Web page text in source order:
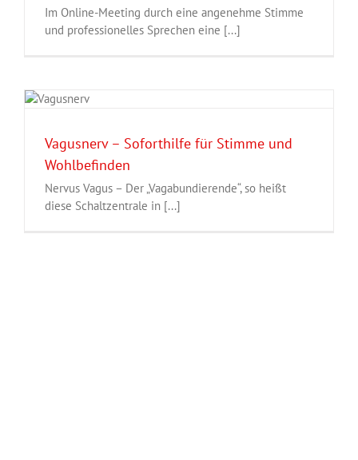
Im Online-Meeting durch eine angenehme Stimme
und professionelles Sprechen eine [...]
Vagusnerv – Soforthilfe für Stimme und
Wohlbefinden
Nervus Vagus – Der „Vagabundierende“, so heißt
diese Schaltzentrale in [...]